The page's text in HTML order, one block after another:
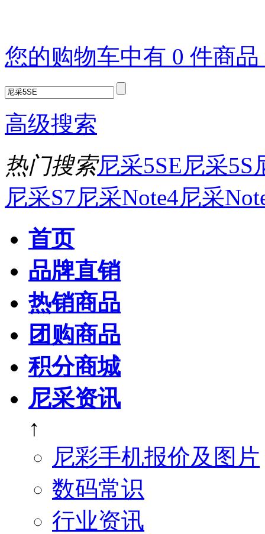
您的购物车中有 0 件商
高级搜索
热门搜索尼采5SE尼采5S
尼采S7尼采Note4尼采
首页
品牌直销
热销商品
团购商品
积分商城
尼采资讯
↑
尼彩手机报价及图片
数码常识
行业资讯